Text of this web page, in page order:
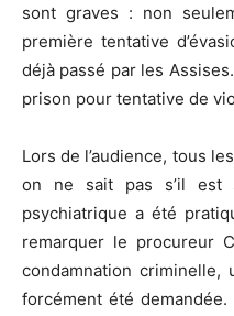
sont graves : non
première tentative
déjà passé par les
prison pour tentative de
Lors de l’audience, tous
on ne sait pas s’il est
psychiatrique a été
remarquer le procureur
condamnation criminelle,
forcément été